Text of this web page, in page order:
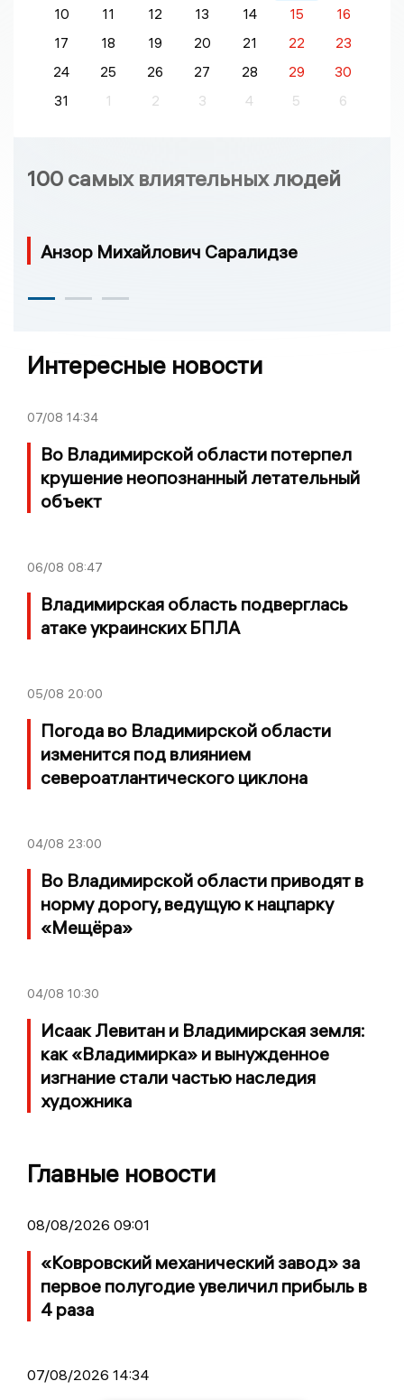
10 11 12 13 14 15
16
17
18 19 20 21 22
23
24
25 26 27 28 29
30
31
1 2 3 4 5 6
100 самых влиятельных людей
Анзор Михайлович Саралидзе
Интересные новости
07/08 14:34
Во Владимирской области потерпел
крушение неопознанный летательный
объект
06/08 08:47
Владимирская область подверглась
атаке украинских БПЛА
05/08 20:00
Погода во Владимирской области
изменится под влиянием
североатлантического циклона
04/08 23:00
Во Владимирской области приводят в
норму дорогу, ведущую к нацпарку
«Мещёра»
04/08 10:30
Исаак Левитан и Владимирская земля:
как «Владимирка» и вынужденное
изгнание стали частью наследия
художника
Главные новости
08/08/2026 09:01
«Ковровский механический завод» за
первое полугодие увеличил прибыль в
4 раза
07/08/2026 14:34